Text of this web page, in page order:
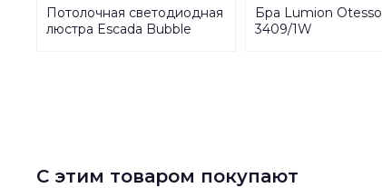
Потолочная светодиодная
люстра Escada Bubble
Бра Lumion Otesso
3409/1W
С этим товаром покупают